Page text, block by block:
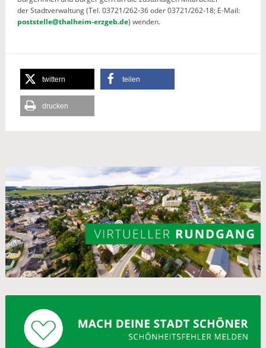
der Stadtverwaltung (Tel. 03721/262-36 oder 03721/262-18; E-Mail:
poststelle@thalheim-erzgeb.de) wenden.
twittern teilen
drucken